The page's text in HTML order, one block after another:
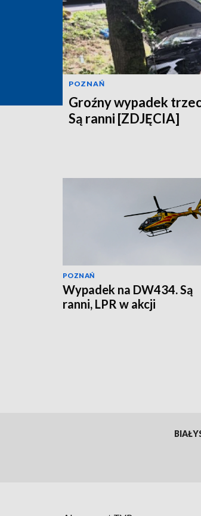
POZNAŃ
Groźny wypadek
Są ranni [ZDJĘCIA]
POZNAŃ
Wypadek na DW434. Są
ranni, LPR w akcji